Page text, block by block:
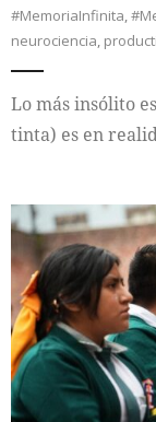
#MemoriaInfinita,
neurociencia,
Lo más insólito
tinta) es en